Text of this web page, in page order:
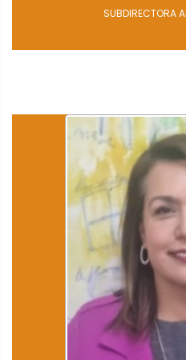
SUBDIRECTORA